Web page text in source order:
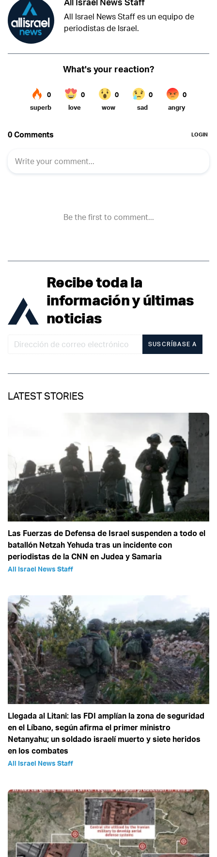
All Israel News Staff es un equipo de
periodistas de Israel.
Recibe toda la
información y últimas
noticias
SUSCRÍBASE A
LATEST STORIES
Las Fuerzas de Defensa de Israel suspenden a todo el
batallón Netzah Yehuda tras un incidente con
periodistas de la CNN en Judea y Samaria
All Israel News Staff
Llegada al Litani: las FDI amplían la zona de seguridad
en el Líbano, según afirma el primer ministro
Netanyahu; un soldado israelí muerto y siete heridos
en los combates
All Israel News Staff